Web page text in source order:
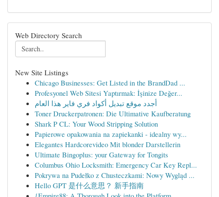
Web Directory Search
New Site Listings
Chicago Businesses: Get Listed in the BrandDad ...
Profesyonel Web Sitesi Yaptırmak: İşinize Değer...
أجدد موقع تبديل أكواد فري فاير هذا العام
Toner Druckerpatronen: Die Ultimative Kaufberatung
Shark P CL: Your Wood Stripping Solution
Papierowe opakowania na zapiekanki - idealny wy...
Elegantes Hardcorevideo Mit blonder Darstellerin
Ultimate Bingoplus: your Gateway for Tongits
Columbus Ohio Locksmith: Emergency Car Key Repl...
Pokrywa na Pudełko z Chusteczkami: Nowy Wygląd ...
Hello GPT 是什么意思？ 新手指南